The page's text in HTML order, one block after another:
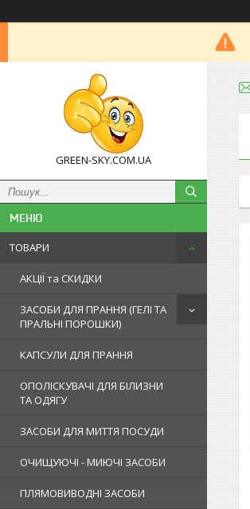
GREEN-SKY.COM.UA
ТОВАРИ
АКЦІЇ та СКИДКИ
ЗАСОБИ ДЛЯ ПРАННЯ (ГЕЛІ ТА
ПРАЛЬНІ ПОРОШКИ)
КАПСУЛИ ДЛЯ ПРАННЯ
ОПОЛІСКУВАЧІ ДЛЯ БІЛИЗНИ
ТА ОДЯГУ
ЗАСОБИ ДЛЯ МИТТЯ ПОСУДИ
ОЧИЩУЮЧІ - МИЮЧІ ЗАСОБИ
ПЛЯМОВИВОДНІ ЗАСОБИ